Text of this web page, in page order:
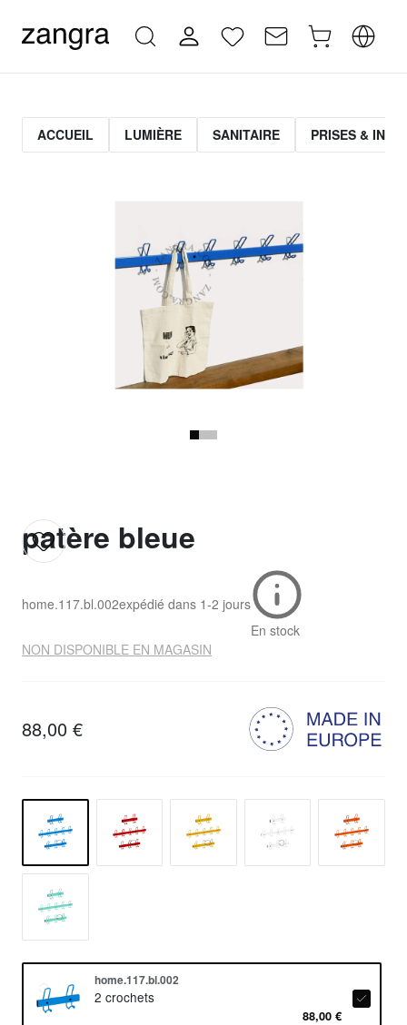
ACCUEIL LUMIÈRE SANITAIRE PRISES &
patère bleue
home.117.bl.002expédié dans 1-2 jours
En stock
NON DISPONIBLE EN MAGASIN
88,00 €
home.117.bl.002
2 crochets
88,00 €